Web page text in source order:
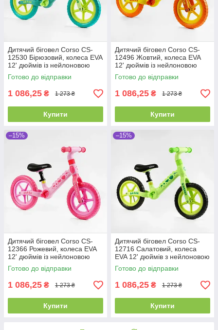
Дитячий біговел Corso CS-
12530 Бірюзовий, колеса EVA
12' дюймів із нейлоновою
рамою та вилкою, велобіг
Готово до відправки
1 086,25 ₴ 1 273 ₴
Купити
Дитячий біговел Corso CS-
12496 Жовтий, колеса EVA
12' дюймів із нейлоновою
рамою та вилкою, велобіг
Готово до відправки
1 086,25 ₴ 1 273 ₴
Купити
–15%
Дитячий біговел Corso CS-
12366 Рожевий, колеса EVA
12' дюймів із нейлоновою
рамою та вилкою, велобіг
Готово до відправки
1 086,25 ₴ 1 273 ₴
Купити
–15%
Дитячий біговел Corso CS-
12716 Салатовий, колеса
EVA 12' дюймів з нейлоновою
рамою та вилкою, велобіг
Готово до відправки
1 086,25 ₴ 1 273 ₴
Купити